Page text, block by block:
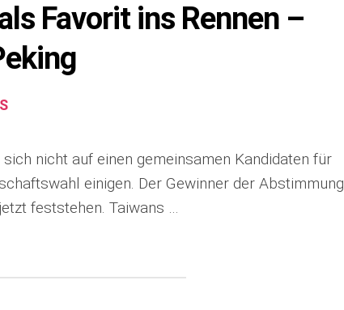
Favorit ins Rennen –
nicht auf einen gemeinsamen Kandidaten für
einigen. Der Gewinner der Abstimmung
feststehen. Taiwans …